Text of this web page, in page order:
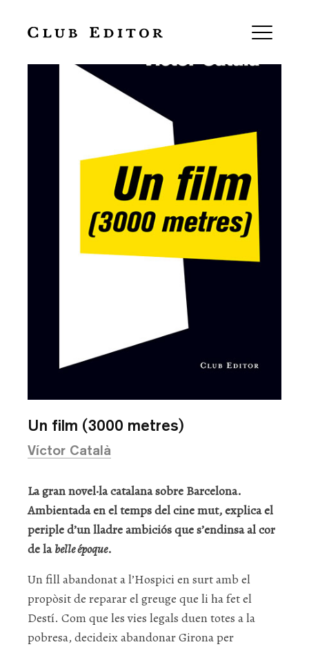
Un film (3000 metres)
Víctor Català
La gran novel·la catalana sobre Barcelona.
Ambientada en el temps del cine mut, explica el
periple d’un lladre ambiciós que s’endinsa al cor
de labelle époque.
Un fill abandonat a l’Hospici en surt amb el
propòsit de reparar el greuge que li ha fet el
Destí. Com que les vies legals duen totes a la
pobresa, decideix abandonar Girona per